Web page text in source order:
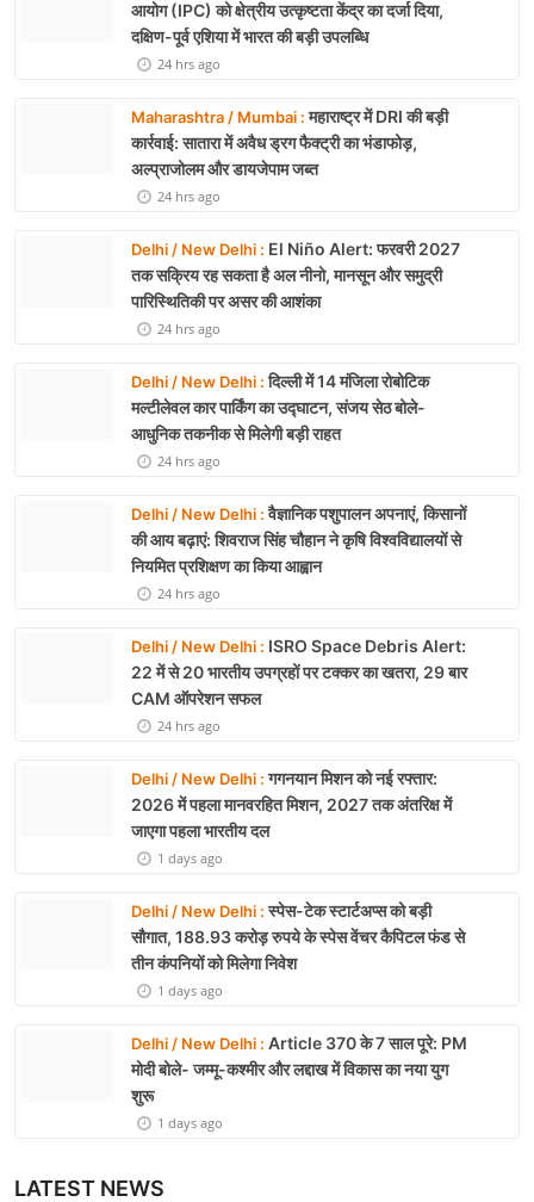
आयोग (IPC) को क्षेत्रीय उत्कृष्टता केंद्र का दर्जा दिया,
दक्षिण-पूर्व एशिया में भारत की बड़ी उपलब्धि
24 hrs ago
Maharashtra / Mumbai :महाराष्ट्र में DRI की बड़ी
कार्रवाई: सातारा में अवैध ड्रग फैक्ट्री का भंडाफोड़,
अल्प्राजोलम और डायजेपाम जब्त
24 hrs ago
Delhi / New Delhi : El Niño Alert: फरवरी 2027
तक सक्रिय रह सकता है अल नीनो, मानसून और समुद्री
पारिस्थितिकी पर असर की आशंका
24 hrs ago
Delhi / New Delhi :दिल्ली में 14 मंजिला रोबोटिक
मल्टीलेवल कार पार्किंग का उद्घाटन, संजय सेठ बोले-
आधुनिक तकनीक से मिलेगी बड़ी राहत
24 hrs ago
Delhi / New Delhi :वैज्ञानिक पशुपालन अपनाएं, किसानों
की आय बढ़ाएं: शिवराज सिंह चौहान ने कृषि विश्वविद्यालयों से
नियमित प्रशिक्षण का किया आह्वान
24 hrs ago
Delhi / New Delhi : ISRO Space Debris Alert:
22 में से 20 भारतीय उपग्रहों पर टक्कर का खतरा, 29 बार
CAM ऑपरेशन सफल
24 hrs ago
Delhi / New Delhi :गगनयान मिशन को नई रफ्तार:
2026 में पहला मानवरहित मिशन, 2027 तक अंतरिक्ष में
जाएगा पहला भारतीय दल
1 days ago
Delhi / New Delhi :स्पेस-टेक स्टार्टअप्स को बड़ी
सौगात, 188.93 करोड़ रुपये के स्पेस वेंचर कैपिटल फंड से
तीन कंपनियों को मिलेगा निवेश
1 days ago
Delhi / New Delhi : Article 370 के 7 साल पूरे: PM
मोदी बोले- जम्मू-कश्मीर और लद्दाख में विकास का नया युग
शुरू
1 days ago
LATEST NEWS